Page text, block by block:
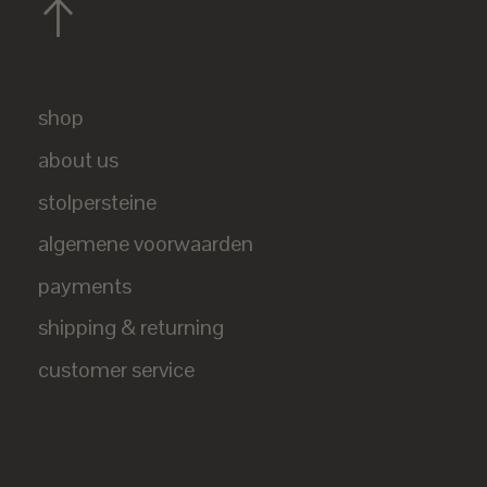
shop
about us
stolpersteine
algemene voorwaarden
payments
shipping & returning
customer service